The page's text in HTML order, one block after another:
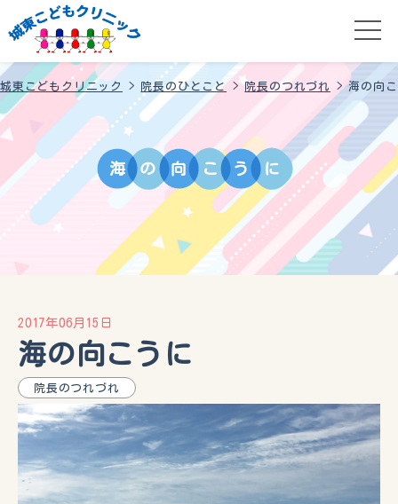
城東こどもクリニック > 院長のひとこと>院長のつれづれ >海の向
海 の 向 こ う に
2017年06月15日
海の向こうに
院長のつれづれ